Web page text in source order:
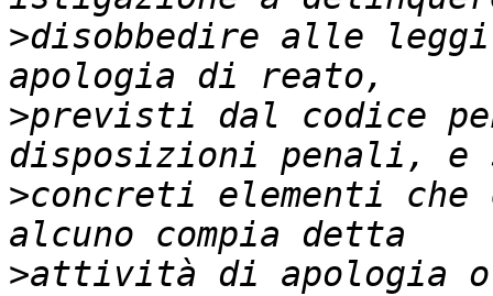
>disobbedire alle
>previsti dal codice
>concreti elementi che
>attività di apologia